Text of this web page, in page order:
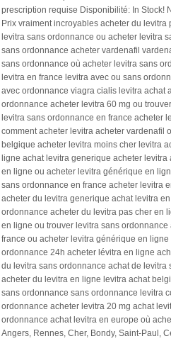
prescription requise Disponibilité: In Stock!
Prix vraiment incroyables acheter du
levitra sans ordonnance ou acheter levitra
sans ordonnance acheter vardenafil
sans ordonnance où acheter levitra sans
levitra en france levitra avec ou sans
avec ordonnance viagra cialis levitra achat
ordonnance acheter levitra 60 mg ou
levitra sans ordonnance en france acheter
comment acheter levitra acheter vardenafil
belgique acheter levitra moins cher levitra
ligne achat levitra generique acheter
en ligne ou acheter levitra générique en
sans ordonnance en france acheter levitra
acheter du levitra generique achat levitra
ordonnance acheter du levitra pas cher en
en ligne ou trouver levitra sans
france ou acheter levitra générique en
ordonnance 24h acheter lévitra en ligne
du levitra sans ordonnance achat de
acheter du levitra en ligne levitra achat
sans ordonnance sans ordonnance levitra
ordonnance acheter levitra 20 mg achat
ordonnance achat levitra en europe où
Angers, Rennes, Cher, Bondy, Saint-Paul,